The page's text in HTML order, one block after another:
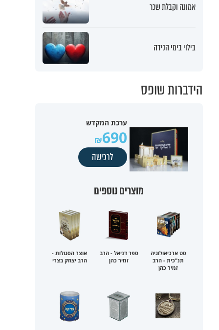
אמונה וקבלת שכר
בילוי בימי הנידה
הידברות שופס
ערכת המקדש
690
לרכישה
מוצרים נוספים
סט ארכיאולוגיה
תנ"כית - הרב
זמיר כהן
ספר דניאל - הרב
זמיר כהן
אוצר הסגולות -
הרב יצחק בצרי